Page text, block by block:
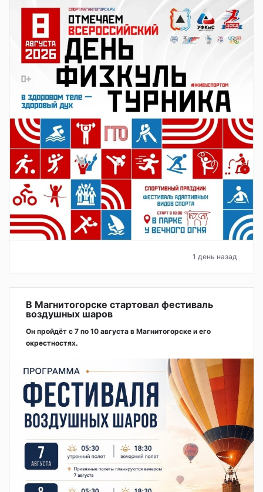
1 день назад
В Магнитогорске стартовал фестиваль
воздушных шаров
Он пройдёт с 7 по 10 августа в Магнитогорске и его
окрестностях.